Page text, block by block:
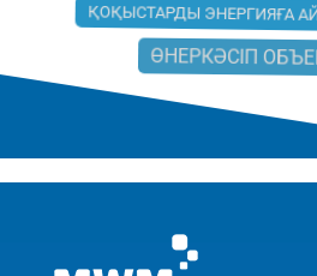
ҚОҚЫСТАРДЫ ЭНЕРГИЯҒА
ӨНЕРКӘСІП